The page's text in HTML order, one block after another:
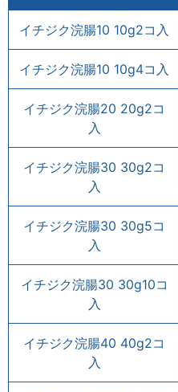
イチジク浣腸10 10g2コ入
イチジク浣腸10 10g4コ入
イチジク浣腸20 20g2コ
入
イチジク浣腸30 30g2コ
入
イチジク浣腸30 30g5コ
入
イチジク浣腸30 30g10コ
入
イチジク浣腸40 40g2コ
入